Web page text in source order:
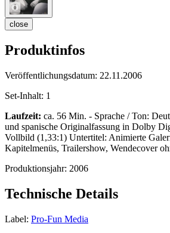
close
Produktinfos
Veröffentlichungsdatum: 22.11.2006
Set-Inhalt: 1
Laufzeit: ca. 56 Min. - Sprache / Ton:
und spanische Originalfassung in Dolby
Vollbild (1,33:1) Untertitel: Animierte
Kapitelmenüs, Trailershow, Wendecover
Produktionsjahr: 2006
Technische Details
Label: Pro-Fun Media